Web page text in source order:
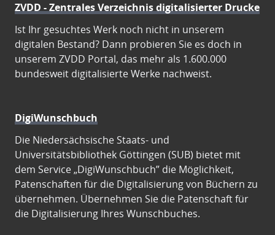
ZVDD - Zentrales Verzeichnis digitalisierter Drucke
Ist Ihr gesuchtes Werk noch nicht in unserem
digitalen Bestand? Dann probieren Sie es doch in
unserem ZVDD Portal, das mehr als 1.600.000
bundesweit digitalisierte Werke nachweist.
DigiWunschbuch
Die Niedersächsische Staats- und
Universitätsbibliothek Göttingen (SUB) bietet mit
dem Service „DigiWunschbuch” die Möglichkeit,
Patenschaften für die Digitalisierung von Büchern zu
übernehmen. Übernehmen Sie die Patenschaft für
die Digitalisierung Ihres Wunschbuches.